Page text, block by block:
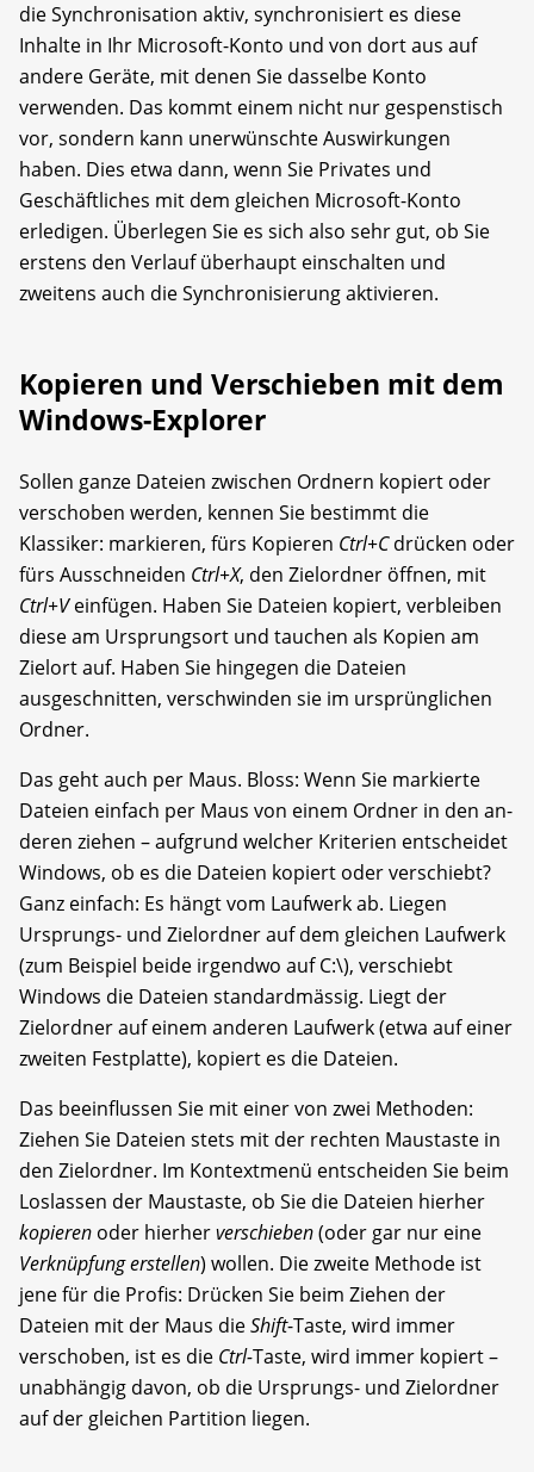
die Synchronisation aktiv, synchronisiert es diese
Inhalte in Ihr Microsoft-Konto und von dort aus auf
andere Geräte, mit denen Sie dasselbe Konto
verwenden. Das kommt einem nicht nur gespenstisch
vor, sondern kann unerwünschte Auswirkungen
haben. Dies etwa dann, wenn Sie Privates und
Geschäftliches mit dem gleichen Microsoft-Konto
erledigen. Überlegen Sie es sich also sehr gut, ob Sie
erstens den Verlauf überhaupt einschalten und
zweitens auch die Synchronisierung aktivieren.
Kopieren und Verschieben mit dem
Windows-Explorer
Sollen ganze Dateien zwischen Ordnern kopiert oder
verschoben werden, kennen Sie bestimmt die
Klassiker: markieren, fürs Kopieren Ctrl+Cdrücken oder
fürs Ausschneiden Ctrl+X, den Zielordner öffnen, mit
Ctrl+Veinfügen. Haben Sie Dateien kopiert, verbleiben
diese am Ursprungsort und tauchen als Kopien am
Zielort auf. Haben Sie hingegen die Dateien
ausgeschnitten, verschwinden sie im ursprünglichen
Ordner.
Das geht auch per Maus. Bloss: Wenn Sie markierte
Dateien einfach per Maus von einem Ordner in den an­
deren ziehen – aufgrund welcher Kriterien entscheidet
Windows, ob es die Dateien kopiert oder verschiebt?
Ganz einfach: Es hängt vom Laufwerk ab. Liegen
Ursprungs- und Zielordner auf dem gleichen Laufwerk
(zum Beispiel beide irgendwo auf C:\), verschiebt
Windows die Dateien standardmässig. Liegt der
Zielordner auf einem anderen Laufwerk (etwa auf einer
zweiten Festplatte), kopiert es die Dateien.
Das beeinflussen Sie mit einer von zwei Methoden:
Ziehen Sie Dateien stets mit der rechten Maustaste in
den Zielordner. Im Kontextmenü entscheiden Sie beim
Loslassen der Maustaste, ob Sie die Dateien hierher
kopieren oder hierherverschieben(oder gar nur eine
Verknüpfung erstellen) wollen. Die zweite Methode ist
jene für die Profis: Drücken Sie beim Ziehen der
Dateien mit der Maus dieShift-Taste, wird immer
verschoben, ist es die Ctrl-Taste, wird immer kopiert –
unabhängig davon, ob die Ursprungs- und Zielordner
auf der gleichen Partition liegen.